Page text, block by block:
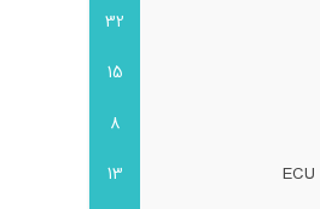
32
15
8
13